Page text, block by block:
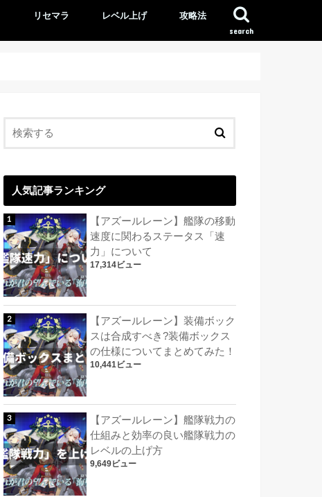
search
リセマラ レベル上げ 攻略法
人気記事ランキング
【アズールレーン】艦隊の移動
速度に関わるステータス「速
力」について
17,314ビュー
【アズールレーン】装備ボック
スは合成すべき?装備ボックス
の仕様についてまとめてみた！
10,441ビュー
【アズールレーン】艦隊戦力の
仕組みと効率の良い艦隊戦力の
レベルの上げ方
9,649ビュー